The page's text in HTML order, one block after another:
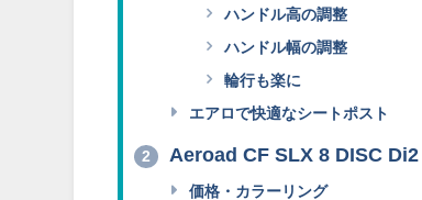
ハンドル高の調整
ハンドル幅の調整
輪行も楽に
エアロで快適なシートポスト
2 Aeroad CF SLX 8 DISC Di2
価格・カラーリング